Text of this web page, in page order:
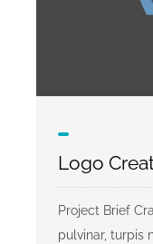
Logo
Project Brief
pulvinar, turpis